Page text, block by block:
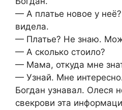
— А платье новое у
видела.
— Платье? Не знаю.
— А сколько стоило?
— Мама, откуда мне
— Узнай. Мне
Богдан узнавал. Олеся
свекрови эта